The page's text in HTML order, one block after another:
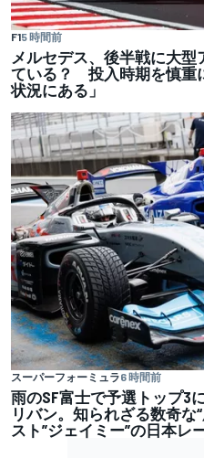
F15 時間前
メルセデス、後半戦に大型
ている？ 投入時期を慎重
状況にある」
スーパーフォーミュラ6 時間前
雨のSF富士で予選トップ3
リバン。知られざる数奇な
スト”ジェイミー”の日本レ